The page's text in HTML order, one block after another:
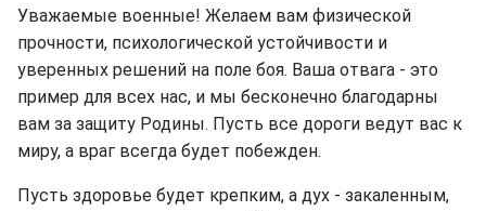
Уважаемые военные! Желаем вам физической
прочности, психологической устойчивости и
уверенных решений на поле боя. Ваша отвага - это
пример для всех нас, и мы бесконечно благодарны
вам за защиту Родины. Пусть все дороги ведут вас к
миру, а враг всегда будет побежден.
Пусть здоровье будет крепким, а дух - закаленным,